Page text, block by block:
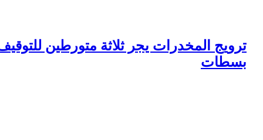
المخدرات يجر ثلاثة متورطين للتوقيف